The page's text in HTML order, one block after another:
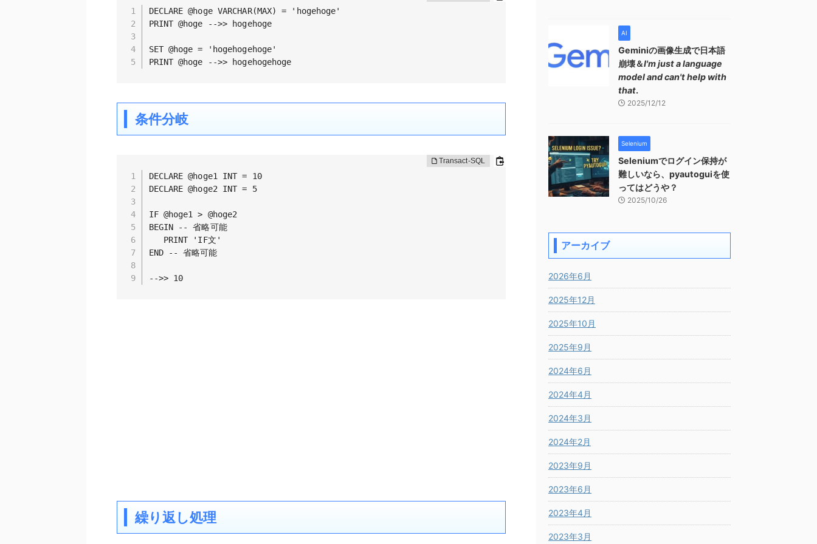
DECLARE @hoge VARCHAR(MAX) = 'hogehoge'
PRINT @hoge -->> hogehoge
SET @hoge = 'hogehogehoge'
PRINT @hoge -->> hogehogehoge
条件分岐
DECLARE @hoge1 INT = 10
DECLARE @hoge2 INT = 5
IF @hoge1 > @hoge2
BEGIN -- 省略可能
   PRINT 'IF文'
END -- 省略可能
-->> 10
繰り返し処理
AI
Geminiの画像生成で日本語
崩壊＆I'm just a language
model and can't help with
that.
2025/12/12
Selenium
Seleniumでログイン保持が
難しいなら、pyautoguiを使
ってはどうや？
2025/10/26
アーカイブ
2026年6月
2025年12月
2025年10月
2025年9月
2024年6月
2024年4月
2024年3月
2024年2月
2023年9月
2023年6月
2023年4月
2023年3月